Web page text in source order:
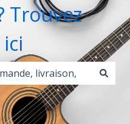
Trouvez
le champ de